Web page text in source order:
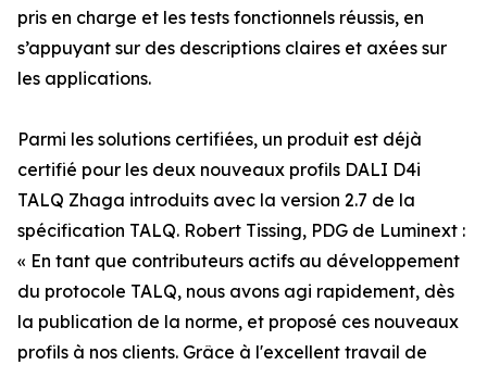
pris en charge et les tests fonctionnels réussis, en
s’appuyant sur des descriptions claires et axées sur
les applications.
Parmi les solutions certifiées, un produit est déjà
certifié pour les deux nouveaux profils DALI D4i
TALQ Zhaga introduits avec la version 2.7 de la
spécification TALQ. Robert Tissing, PDG de Luminext :
« En tant que contributeurs actifs au développement
du protocole TALQ, nous avons agi rapidement, dès
la publication de la norme, et proposé ces nouveaux
profils à nos clients. Grâce à l'excellent travail de